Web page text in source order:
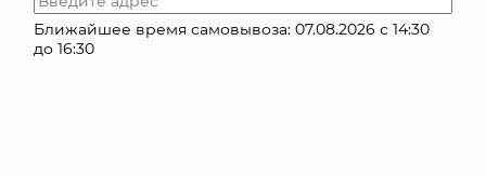
Ближайшее время самовывоза: 07.08.2026 с 14:30
до 16:30